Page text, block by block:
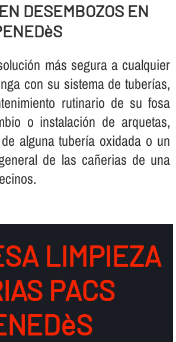
DESEMBOZOS EN
más segura a cualquier
con su sistema de tuberí­as,
rutinario de su fosa
o instalación de arquetas,
alguna tuberí­a oxidada o un
de las cañerias de una
LIMPIEZA
PACS